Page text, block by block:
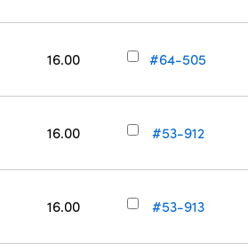
16.00 #64-505
16.00 #53-912
16.00 #53-913